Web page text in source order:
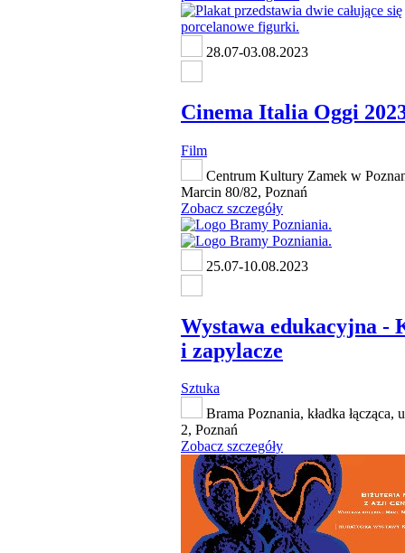
28.07-03.08.2023
Cinema Italia Oggi
Film
Centrum Kultury Zamek w
Marcin 80/82, Poznań
Zobacz szczegóły
25.07-10.08.2023
Wystawa edukacyjna -
i zapylacze
Sztuka
Brama Poznania, kładka łącząca,
2, Poznań
Zobacz szczegóły